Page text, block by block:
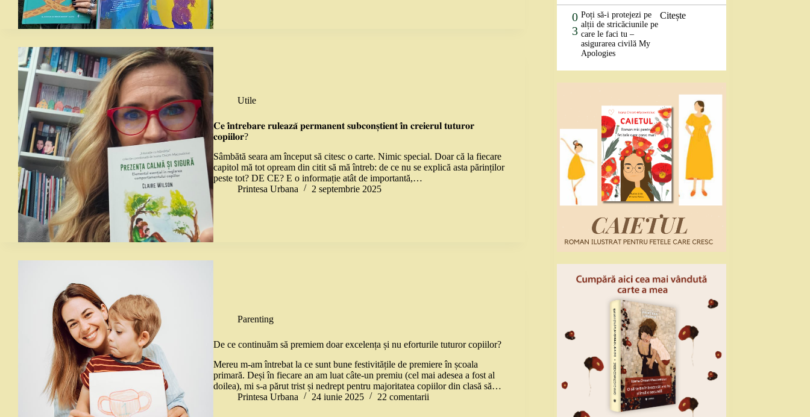
Utile
𝐂𝐞 𝐢̂𝐧𝐭𝐫𝐞𝐛𝐚𝐫𝐞 𝐫𝐮𝐥𝐞𝐚𝐳𝐚̆ 𝐩𝐞𝐫𝐦𝐚𝐧𝐞𝐧𝐭 𝐬𝐮𝐛𝐜𝐨𝐧𝐬̦𝐭𝐢𝐞𝐧𝐭 𝐢̂𝐧 𝐜𝐫𝐞𝐢𝐞𝐫𝐮𝐥 𝐭𝐮𝐭𝐮𝐫𝐨𝐫
𝐜𝐨𝐩𝐢𝐢𝐥𝐨𝐫?
Sâmbătă seara am început să citesc o carte. Nimic special. Doar că la fiecare
capitol mă tot opream din citit să mă întreb: de ce nu se explică asta părinților
peste tot? DE CE? E o informație atât de importantă,…
Printesa Urbana
2 septembrie 2025
Parenting
De ce continuăm să premiem doar excelența și nu eforturile tuturor copiilor?
Mereu m-am întrebat la ce sunt bune festivitățile de premiere în școala
primară. Deși în fiecare an am luat câte-un premiu (cel mai adesea a fost al
doilea), mi s-a părut trist și nedrept pentru majoritatea copiilor din clasă să…
Printesa Urbana
24 iunie 2025 22 comentarii
0
3
Poți să-i protejezi pe
alții de stricăciunile pe
care le faci tu –
asigurarea civilă My
Apologies
Citește